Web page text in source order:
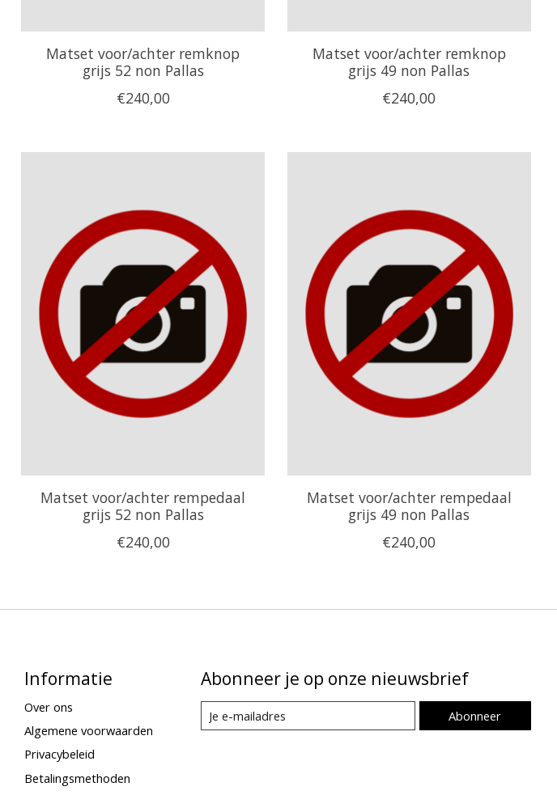
Matset voor/achter remknop
grijs 52 non Pallas
€240,00
Matset voor/achter remknop
grijs 49 non Pallas
€240,00
Matset voor/achter rempedaal
grijs 52 non Pallas
€240,00
Matset voor/achter rempedaal
grijs 49 non Pallas
€240,00
Informatie
Over ons
Algemene voorwaarden
Privacybeleid
Betalingsmethoden
Abonneer je op onze nieuwsbrief
Abonneer